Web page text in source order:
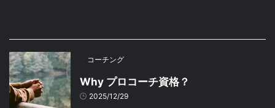
コーチング
Why プロコーチ資格？
2025/12/29